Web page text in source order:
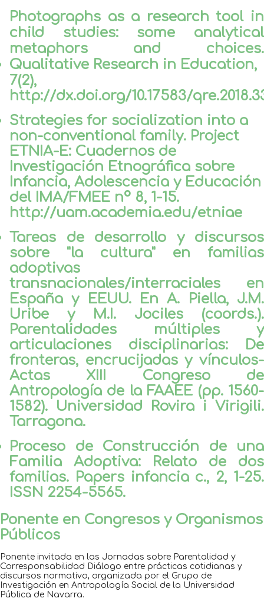
Photographs as a research tool in
child studies: some analytical
metaphors and choices.
Qualitative Research in Education,
7(2),
http://dx.doi.org/10.17583/
Strategies for socialization into a
non-conventional family. Project
ETNIA-E: Cuadernos de
Investigación Etnográfica sobre
Infancia, Adolescencia y Educación
del IMA/FMEE nº 8, 1-15.
http://uam.academia.edu/etniae
Tareas de desarrollo y discursos
sobre "la cultura" en familias
adoptivas
transnacionales/interraciales en
España y EEUU. En A. Piella, J.M.
Uribe y M.I. Jociles (coords.).
Parentalidades múltiples y
articulaciones disciplinarias: De
fronteras, encrucijadas y vínculos-
Actas XIII Congreso de
Antropología de la FAAEE (pp. 1560-
1582). Universidad Rovira i Virigili.
Tarragona.
Proceso de Construcción de una
Familia Adoptiva: Relato de dos
familias. Papers infancia c., 2, 1-25.
ISSN 2254-5565.
Ponente en Congresos y Organismos
Públicos
Ponente invitada en las Jornadas sobre Parentalidad y
Corresponsabilidad Diálogo entre prácticas cotidianas y
discursos normativo, organizada por el Grupo de
Investigación en Antropología Social de la Universidad
Pública de Navarra.